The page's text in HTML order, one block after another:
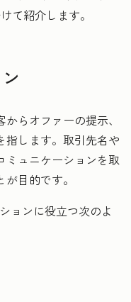
て紹介します。
らオファーの提示、
指します。取引先名や
ミュニケーションを取
目的です。
ョンに役立つ次のよ